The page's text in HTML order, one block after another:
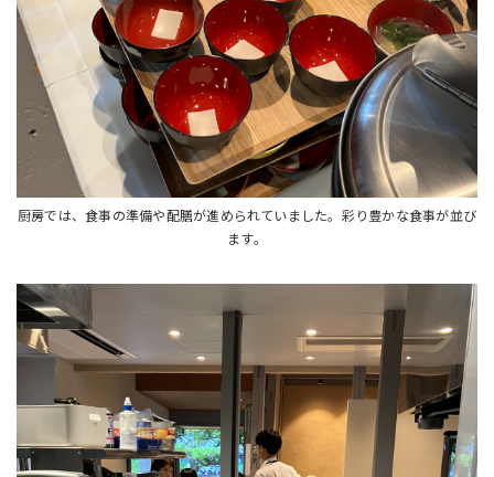
厨房では、食事の準備や配膳が進められていました。彩り豊かな食事が並び
ます。